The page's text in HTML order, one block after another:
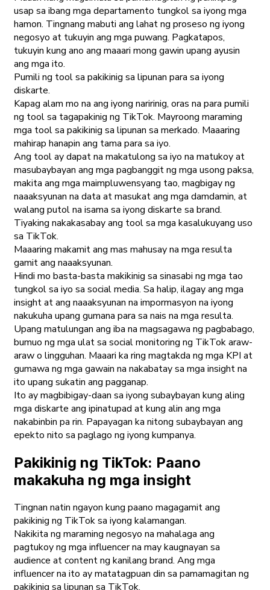
usap sa ibang mga departamento tungkol sa iyong mga
hamon. Tingnang mabuti ang lahat ng proseso ng iyong
negosyo at tukuyin ang mga puwang. Pagkatapos,
tukuyin kung ano ang maaari mong gawin upang ayusin
ang mga ito.
Pumili ng tool sa pakikinig sa lipunan para sa iyong
diskarte.
Kapag alam mo na ang iyong naririnig, oras na para pumili
ng tool sa tagapakinig ng TikTok. Mayroong maraming
mga tool sa pakikinig sa lipunan sa merkado. Maaaring
mahirap hanapin ang tama para sa iyo.
Ang tool ay dapat na makatulong sa iyo na matukoy at
masubaybayan ang mga pagbanggit ng mga usong paksa,
makita ang mga maimpluwensyang tao, magbigay ng
naaaksyunan na data at masukat ang mga damdamin, at
walang putol na isama sa iyong diskarte sa brand.
Tiyaking nakakasabay ang tool sa mga kasalukuyang uso
sa TikTok.
Maaaring makamit ang mas mahusay na mga resulta
gamit ang naaaksyunan.
Hindi mo basta-basta makikinig sa sinasabi ng mga tao
tungkol sa iyo sa social media. Sa halip, ilagay ang mga
insight at ang naaaksyunan na impormasyon na iyong
nakukuha upang gumana para sa nais na mga resulta.
Upang matulungan ang iba na magsagawa ng pagbabago,
bumuo ng mga ulat sa social monitoring ng TikTok araw-
araw o lingguhan. Maaari ka ring magtakda ng mga KPI at
gumawa ng mga gawain na nakabatay sa mga insight na
ito upang sukatin ang pagganap.
Ito ay magbibigay-daan sa iyong subaybayan kung aling
mga diskarte ang ipinatupad at kung alin ang mga
nakabinbin pa rin. Papayagan ka nitong subaybayan ang
epekto nito sa paglago ng iyong kumpanya.
Pakikinig ng TikTok: Paano
makakuha ng mga insight
Tingnan natin ngayon kung paano magagamit ang
pakikinig ng TikTok sa iyong kalamangan.
Nakikita ng maraming negosyo na mahalaga ang
pagtukoy ng mga influencer na may kaugnayan sa
audience at content ng kanilang brand. Ang mga
influencer na ito ay matatagpuan din sa pamamagitan ng
pakikinig sa lipunan sa TikTok.